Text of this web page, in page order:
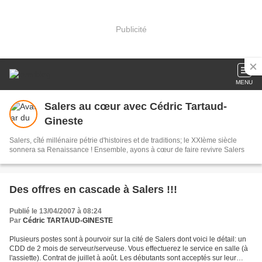
Publicité
MENU
Salers au cœur avec Cédric Tartaud-
Gineste
Salers, cîté millénaire pétrie d'histoires et de traditions; le XXIème siècle
sonnera sa Renaissance ! Ensemble, ayons à cœur de faire revivre Salers
Des offres en cascade à Salers !!!
Publié le 13/04/2007 à 08:24
Par Cédric TARTAUD-GINESTE
Plusieurs postes sont à pourvoir sur la cité de Salers dont voici le détail: un
CDD de 2 mois de serveur/serveuse. Vous effectuerez le service en salle (à
l'assiette). Contrat de juillet à août. Les débutants sont acceptés sur leur